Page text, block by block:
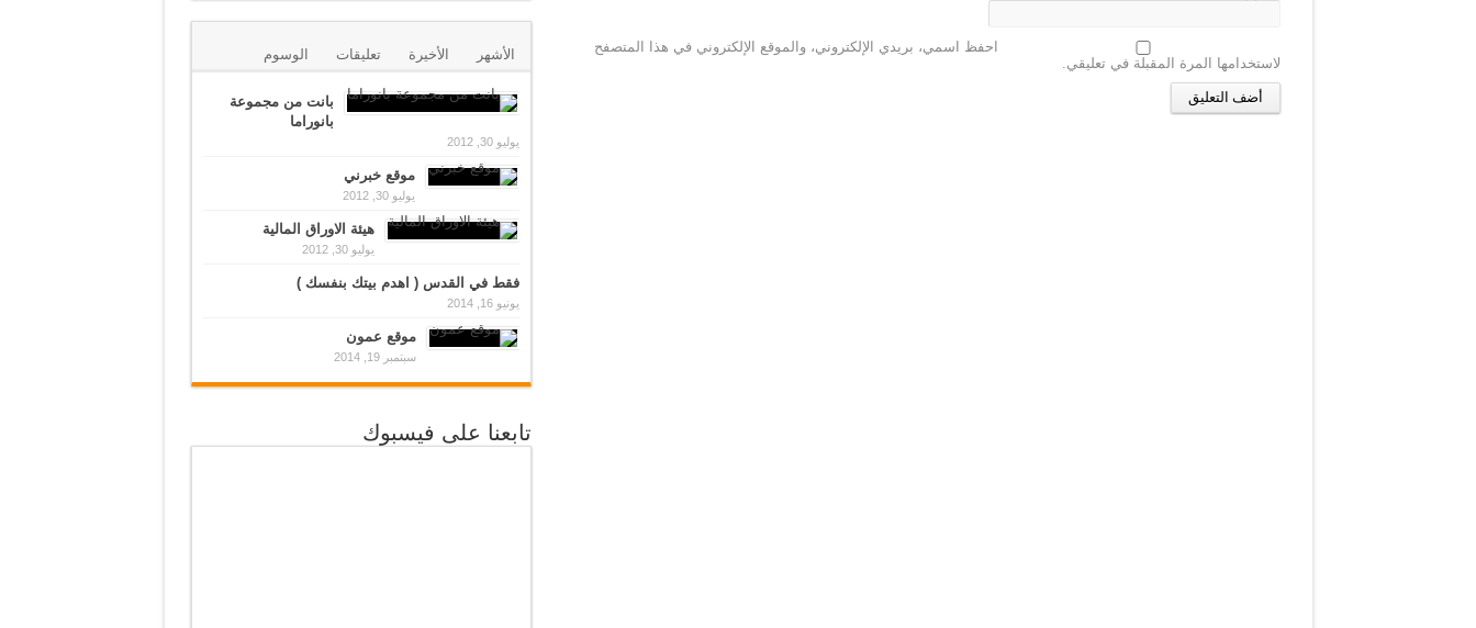
احفظ اسمي، بريدي الإلكتروني، والموقع الإلكتروني في هذا المتصفح
لاستخدامها المرة المقبلة في تعليقي.
الأشهر الأخيرة تعليقات الوسوم
بانت من مجموعة
بانوراما
يوليو 30, 2012
موقع خبرني
يوليو 30, 2012
هيئة الاوراق المالية
يوليو 30, 2012
فقط في القدس ( اهدم بيتك بنفسك )
يونيو 16, 2014
موقع عمون
سبتمبر 19, 2014
تابعنا على فيسبوك